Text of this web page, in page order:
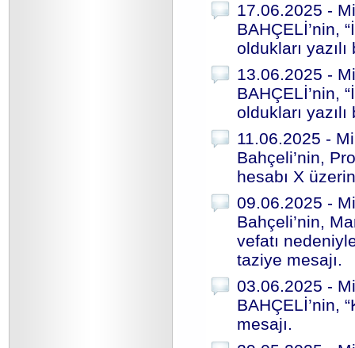
17.06.2025 -
BAHÇELİ’nin,
oldukları yazılı
13.06.2025 -
BAHÇELİ’nin,
oldukları yazılı
11.06.2025 -
Bahçeli’nin,
hesabı X
09.06.2025 -
Bahçeli’nin,
vefatı
taziye mesajı.
03.06.2025 -
BAHÇELİ’nin,
mesajı.